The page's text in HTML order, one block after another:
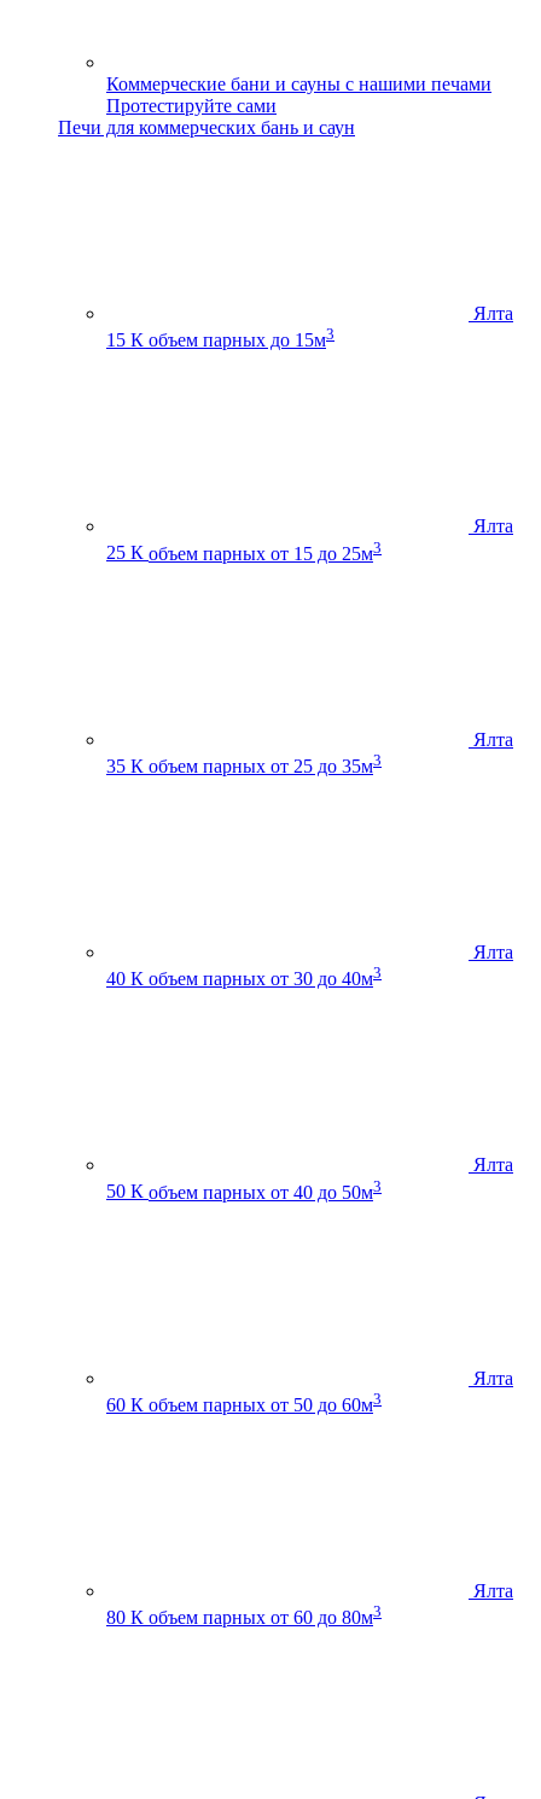
Коммерческие бани и сауны с нашими печами
Протестируйте сами
Печи для коммерческих бань и саун
Ялта
15 К объем парных до 15м3
Ялта
25 К объем парных от 15 до 25м3
Ялта
35 К объем парных от 25 до 35м3
Ялта
40 К объем парных от 30 до 40м3
Ялта
50 К объем парных от 40 до 50м3
Ялта
60 К объем парных от 50 до 60м3
Ялта
80 К объем парных от 60 до 80м3